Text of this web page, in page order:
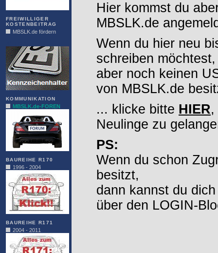
FREIWILLIGER
KOSTENBEITRAG
MBSLK.de fördern
KOMMUNIKATION
MBSLK.de-FOREN
BAUREIHE R170
1996 - 2004
BAUREIHE R171
2004 - 2011
Hier kommst du
MBSLK.de
Wenn du hier neu
schreiben möchtest,
aber noch keinen
von MBSLK.de
... klicke bitte HIER,
Neulinge zu
PS:
Wenn du schon
besitzt,
dann kannst du
über den LOGIN-